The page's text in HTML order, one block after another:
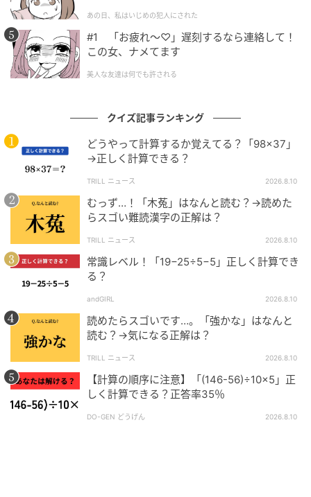
あの日、私はいじめの犯人にされた
#1 「お疲れ〜♡」遅刻するなら連絡して！
この女、ナメてます
美人な友達は何でも許される
クイズ記事ランキング
どうやって計算するか覚えてる？「98×37」
→正しく計算できる？
TRILL ニュース 2026.8.10
むっず…！「木菟」はなんと読む？→読めた
らスゴい難読漢字の正解は？
TRILL ニュース 2026.8.10
常識レベル！「19−25÷5−5」正しく計算でき
る？
andGIRL 2026.8.10
読めたらスゴいです…。「強かな」はなんと
読む？→気になる正解は？
TRILL ニュース 2026.8.10
【計算の順序に注意】「(146-56)÷10×5」正
しく計算できる？正答率35％
DO-GEN どうげん 2026.8.10